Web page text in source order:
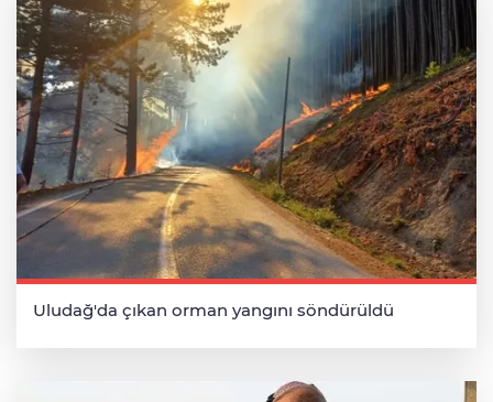
Uludağ'da çıkan orman yangını söndürüldü